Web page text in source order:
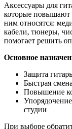
Аксессуары для
которые повышают
ним относятся:
кабели, тюнеры,
помогает решить
Основное
Защита
Быстрая
Повышение
студии
При выборе